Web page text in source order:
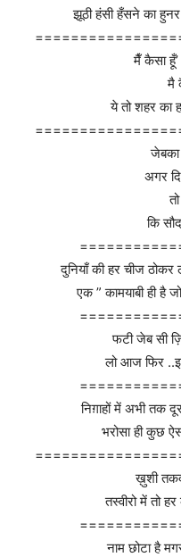
झूठी हंसी हँसने का हुनर
मैँ कैसा
मै
ये तो शहर का
जेबका
अगर
कि
दुनियाँ की हर चीज
एक ” कामयाबी ही है
फटी जेब सी
लो आज फिर
निग़ाहों में अभी तक
भरोसा ही कुछ
ख़ुशी
तस्वीरो में तो
नाम छोटा है